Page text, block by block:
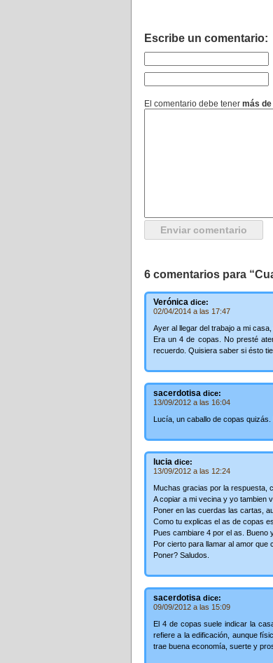
Escribe un comentario:
El comentario debe tener más
6 comentarios para
Verónica dice:
02/04/2014 a las 17:47
Ayer al llegar del trabajo a mi
Era un 4 de copas. No presté
recuerdo. Quisiera saber si ésto
sacerdotisa dice:
13/09/2012 a las 16:04
Lucía, un caballo de copas quizás.
lucia dice:
13/09/2012 a las 12:24
Muchas gracias por la respuesta,
A copiar a mi vecina y yo tambien
Poner en las cuerdas las cartas,
Como tu explicas el as de copas
Pues cambiare 4 por el as. Bueno
Por cierto para llamar al amor que
Poner? Saludos.
sacerdotisa dice:
09/09/2012 a las 15:09
El 4 de copas suele indicar la
refiere a la edificación, aunque
trae buena economía, suerte y